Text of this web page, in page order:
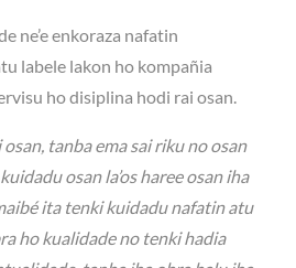
ne’e enkoraza nafatin
labele lakon ho kompañia
ho disiplina hodi rai osan.
tanba ema sai riku no osan
osan la’os haree osan iha
ita tenki kuidadu nafatin atu
ho kualidade no tenki hadia